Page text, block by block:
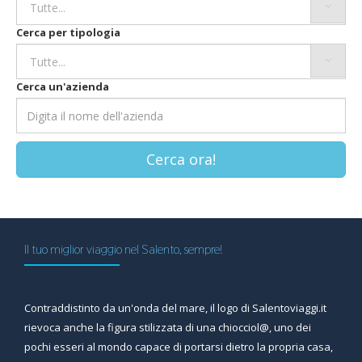
Cerca per tipologia
Cerca un'azienda
Cerca ora!
Il tuo miglior viaggio nel Salento, sempre!
Contraddistinto da un'onda del mare, il logo di Salentoviaggi.it
rievoca anche la figura stilizzata di una chiocciol@, uno dei
pochi esseri al mondo capace di portarsi dietro la propria casa,